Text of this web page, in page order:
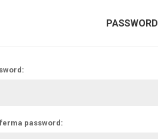
PASSWORD
password: